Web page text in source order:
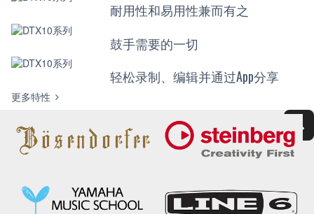
耐用性和易用性兼而有之
鼓手需要的一切
轻松录制、编辑并通过App分享
更多特性